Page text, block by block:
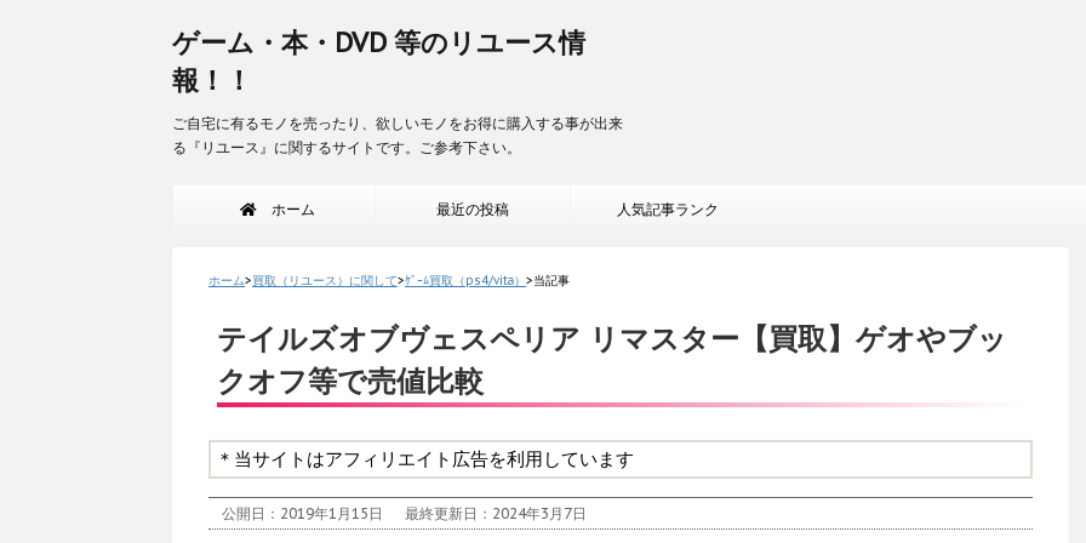
ゲーム・本・DVD 等のリユース情
報！！
ご自宅に有るモノを売ったり、欲しいモノをお得に購入する事が出来
る『リユース』に関するサイトです。ご参考下さい。
ホーム 最近の投稿 人気記事ランク
ホーム>買取（リユース）に関して>ｹﾞｰﾑ買取（ps4/vita） >当記事
テイルズオブヴェスペリア リマスター【買取】ゲオやブッ
クオフ等で売値比較
＊当サイトはアフィリエイト広告を利用しています
公開日：2019年1月15日 最終更新日：2024年3月7日